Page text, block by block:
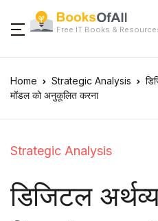
Free IT Books &
Home Strategic Analysis
मॉडल को अनुकूलित करना
Strategic Analysis
डिजिटल